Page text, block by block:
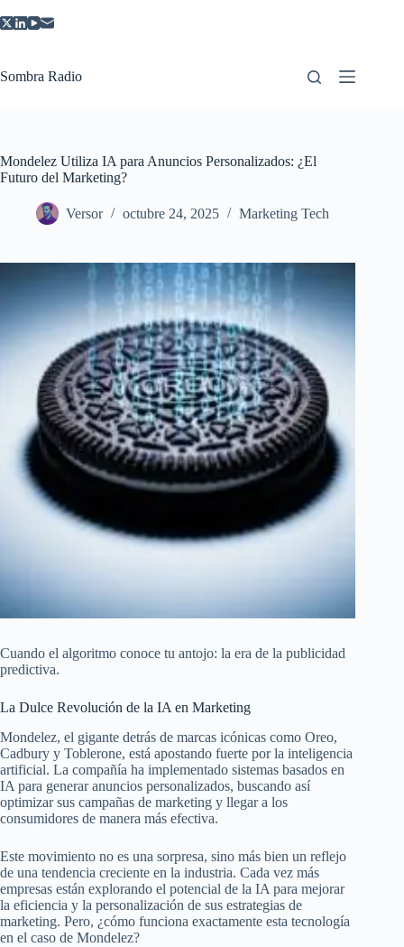
al
Sombra Radio
Mondelez Utiliza IA para Anuncios Personalizados: ¿El
Futuro del Marketing?
Versor octubre 24, 2025 Marketing Tech
Cuando el algoritmo conoce tu antojo: la era de la publicidad
predictiva.
La Dulce Revolución de la IA en Marketing
Mondelez, el gigante detrás de marcas icónicas como Oreo,
Cadbury y Toblerone, está apostando fuerte por la inteligencia
artificial. La compañía ha implementado sistemas basados en
IA para generar anuncios personalizados, buscando así
optimizar sus campañas de marketing y llegar a los
consumidores de manera más efectiva.
Este movimiento no es una sorpresa, sino más bien un reflejo
de una tendencia creciente en la industria. Cada vez más
empresas están explorando el potencial de la IA para mejorar
la eficiencia y la personalización de sus estrategias de
marketing. Pero, ¿cómo funciona exactamente esta tecnología
en el caso de Mondelez?